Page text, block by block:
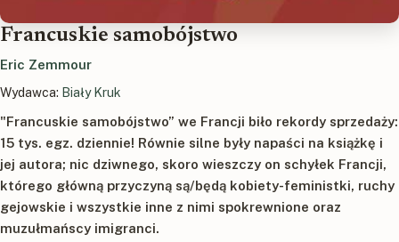
Francuskie samobójstwo
Eric Zemmour
Wydawca: Biały Kruk
"Francuskie samobójstwo” we Francji biło rekordy sprzedaży:
15 tys. egz. dziennie! Równie silne były napaści na książkę i
jej autora; nic dziwnego, skoro wieszczy on schyłek Francji,
którego główną przyczyną są/będą kobiety-feministki, ruchy
gejowskie i wszystkie inne z nimi spokrewnione oraz
muzułmańscy imigranci.